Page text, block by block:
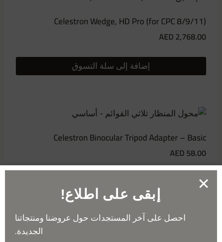
Celestron Wedge, HD Pro (for CPC 8/9/11)
AED2,768.00
إضافة إلى سلة التسوق
Celestron Binocular Tripod Adapter – Basic
AED58.00
إبقى على اطلاع!
احصل على آخر المستجدات حول عروضنا ومنتجاتنا
الجديدة.